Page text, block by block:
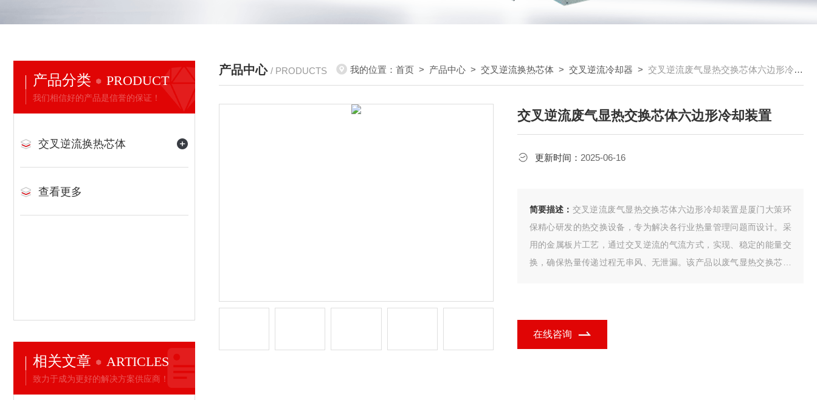
产品分类 PRODUCT
我们相信好的产品是信誉的保证！
交叉逆流换热芯体
查看更多
相关文章 ARTICLES
致力于成为更好的解决方案供应商！
产品中心 / PRODUCTS 我的位置：首页 > 产品中心 >交叉逆流换热芯体 >交叉逆流冷却器 >交叉逆流废气显热交换芯体六边形冷却装置
交叉逆流废气显热交换芯体六边形冷却装置
更新时间： 2025-06-16
简要描述： 交叉逆流废气显热交换芯体六边形冷却装置是厦门大策环
保精心研发的热交换设备，专为解决各行业热量管理问题而设计。采
用的金属板片工艺，通过交叉逆流的气流方式，实现、稳定的能量交
换，确保热量传递过程无串风、无泄漏。该产品以废气显热交换芯体
在线咨询